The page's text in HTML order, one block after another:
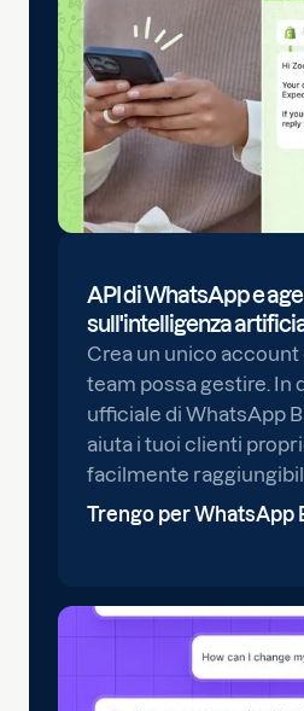
API di WhatsApp e
sull'intelligenza
Crea un unico
team possa gestire. In
ufficiale di WhatsApp
aiuta i tuoi clienti
facilmente
Trengo per WhatsApp